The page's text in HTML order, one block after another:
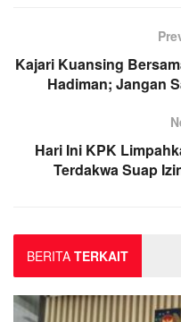
Kajari Kuansing
Hadiman; Jangan
Hari Ini KPK
Terdakwa Suap
BERITA TERKAIT